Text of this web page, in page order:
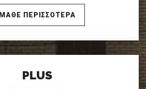
ΜΑΘΕ ΠΕΡΙΣΣΟΤΕΡΑ
PLUS